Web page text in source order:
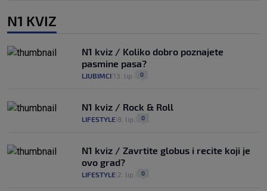
N1 KVIZ
N1 kviz / Koliko dobro poznajete
pasmine pasa?
LJUBIMCI 13. lip. 0
N1 kviz / Rock & Roll
LIFESTYLE 8. lip. 0
N1 kviz / Zavrtite globus i recite koji je
ovo grad?
LIFESTYLE 2. lip. 0